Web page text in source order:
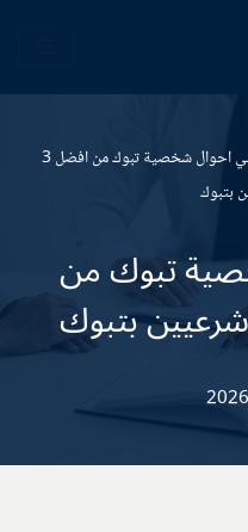
محامي احوال شخصية تبوك من افضل 3
بتبوك
تبوك من